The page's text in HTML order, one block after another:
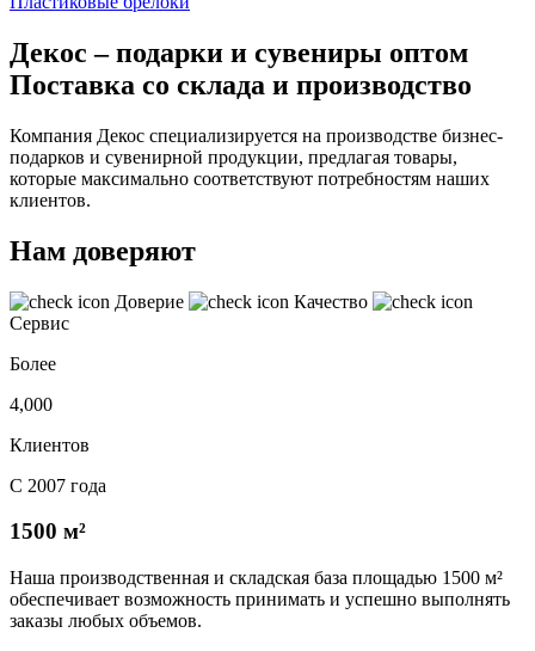
Декос – подарки и сувениры оптом
Поставка со склада и производство
Компания Декос специализируется на производстве бизнес-
подарков и сувенирной продукции, предлагая товары,
которые максимально соответствуют потребностям наших
клиентов.
Нам доверяют
Доверие
Качество
Сервис
Более
4,000
Клиентов
С 2007 года
1500 м²
Наша производственная и складская база площадью 1500 м²
обеспечивает возможность принимать и успешно выполнять
заказы любых объемов.